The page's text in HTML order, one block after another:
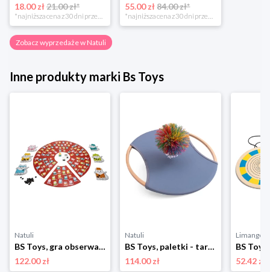
18.00 zł21.00 zł*
*najniższa cena z 30 dni przed obniżką
55.00 zł 84.00 zł*
*najniższa cena z 30 dni przed obniżką
Zobacz wyprzedaże w Natuli
Inne produkty marki Bs Toys
Natuli
BS Toys, gra obserwacyjna Kot w kapeluszu Bs toys
122.00 zł
Natuli
BS Toys, paletki - tarcze z włochatą piłką Bs toys
114.00 zł
Limango
52.42 zł